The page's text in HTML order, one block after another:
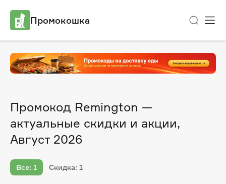
Промокошка
Промокод Remington —
актуальные скидки и акции,
Август 2026
Все: 1 Скидка: 1